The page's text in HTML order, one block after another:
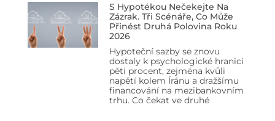
S Hypotékou Nečekejte Na
Zázrak. Tři Scénáře, Co Může
Přinést Druhá Polovina Roku
2026
Hypoteční sazby se znovu
dostaly k psychologické hranici
pěti procent, zejména kvůli
napětí kolem Íránu a dražšímu
financování na mezibankovním
trhu. Co čekat ve druhé